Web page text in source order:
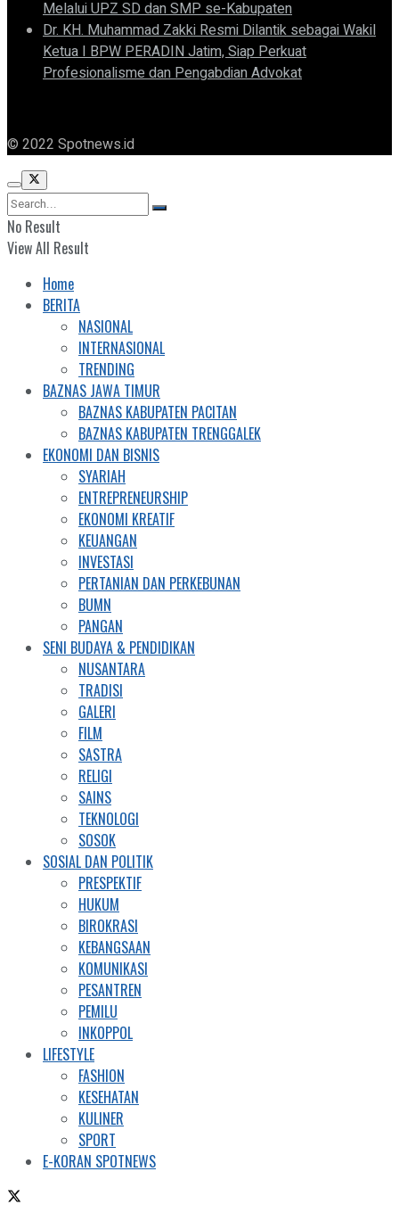
Melalui UPZ SD dan SMP se-Kabupaten
Dr. KH. Muhammad Zakki Resmi Dilantik sebagai Wakil
Ketua I BPW PERADIN Jatim, Siap Perkuat
Profesionalisme dan Pengabdian Advokat
© 2022 Spotnews.id
No Result
View All Result
Home
BERITA
NASIONAL
INTERNASIONAL
TRENDING
BAZNAS JAWA TIMUR
BAZNAS KABUPATEN PACITAN
BAZNAS KABUPATEN TRENGGALEK
EKONOMI DAN BISNIS
SYARIAH
ENTREPRENEURSHIP
EKONOMI KREATIF
KEUANGAN
INVESTASI
PERTANIAN DAN PERKEBUNAN
BUMN
PANGAN
SENI BUDAYA & PENDIDIKAN
NUSANTARA
TRADISI
GALERI
FILM
SASTRA
RELIGI
SAINS
TEKNOLOGI
SOSOK
SOSIAL DAN POLITIK
PRESPEKTIF
HUKUM
BIROKRASI
KEBANGSAAN
KOMUNIKASI
PESANTREN
PEMILU
INKOPPOL
LIFESTYLE
FASHION
KESEHATAN
KULINER
SPORT
E-KORAN SPOTNEWS